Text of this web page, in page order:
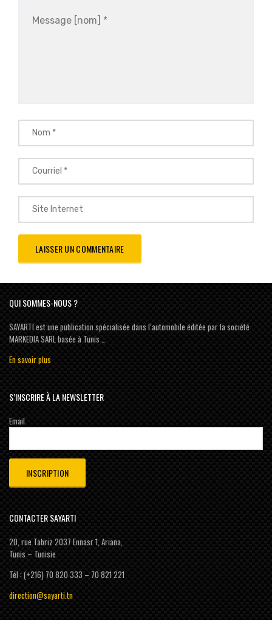
QUI SOMMES-NOUS ?
SAYARTI est une publication spécialisée dans l’automobile éditée par la société
MARKEDIA SARL basée à Tunis …
En savoir plus
S’INSCRIRE À LA NEWSLETTER
Email
CONTACTER SAYARTI
20, rue Tabriz 2037 Ennasr 1, Ariana,
Tunis – Tunisie
Tél : (+216) 70 820 333 – 70 821 221
direction@sayarti.tn